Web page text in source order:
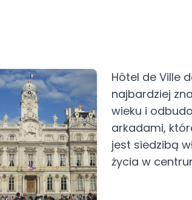
Hôtel de Ville
najbardziej
wieku i
arkadami,
jest siedzibą
życia w